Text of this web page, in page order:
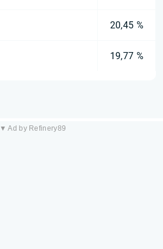
20,45 %
19,77 %
▼ Ad by Refinery89